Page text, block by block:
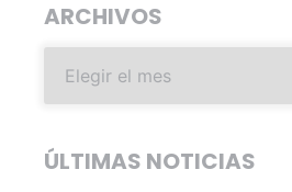
ARCHIVOS
ÚLTIMAS NOTICIAS